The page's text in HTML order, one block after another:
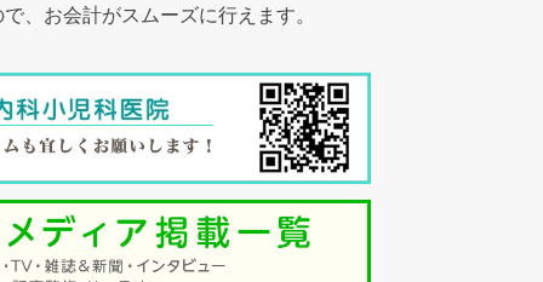
、お会計がスムーズに行えます。